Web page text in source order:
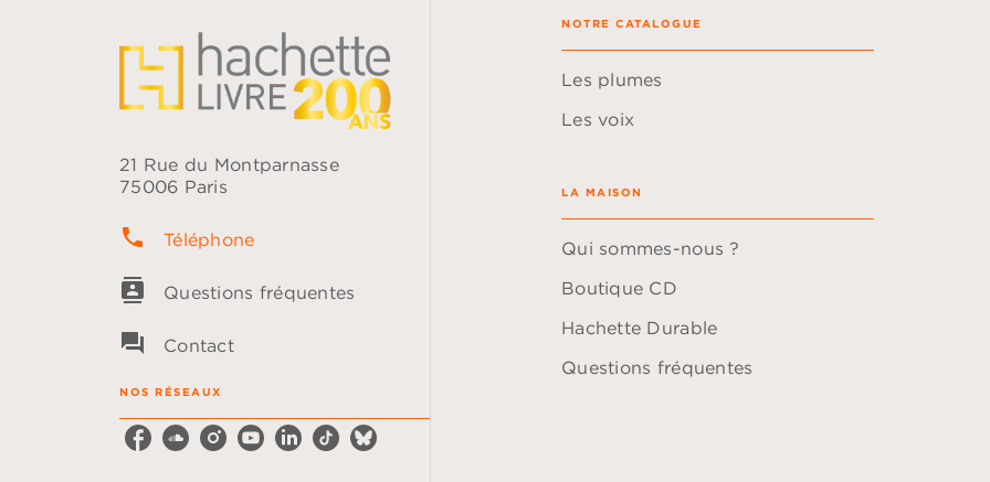
21 Rue du Montparnasse
75006 Paris
phone Téléphone
contacts Questions fréquentes
question_answer Contact
NOS RÉSEAUX
NOTRE CATALOGUE
Les plumes
Les voix
LA MAISON
Qui sommes-nous ?
Boutique CD
Hachette Durable
Questions fréquentes